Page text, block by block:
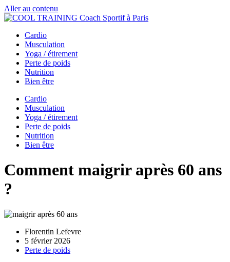
Aller au contenu
Cardio
Musculation
Yoga / étirement
Perte de poids
Nutrition
Bien être
Cardio
Musculation
Yoga / étirement
Perte de poids
Nutrition
Bien être
Comment maigrir après 60 ans
?
Florentin Lefevre
5 février 2026
Perte de poids